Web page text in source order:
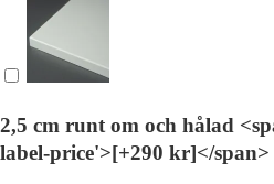
2,5 cm runt om och hålad
label-price'>[+290 kr]</span>